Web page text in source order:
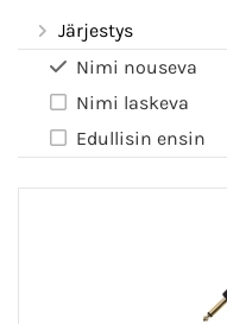
Järjestys
Nimi nouseva
Nimi laskeva
Edullisin ensin